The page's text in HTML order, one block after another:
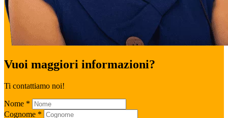
Vuoi maggiori informazioni?
Ti contattiamo noi!
Nome *
Cognome *